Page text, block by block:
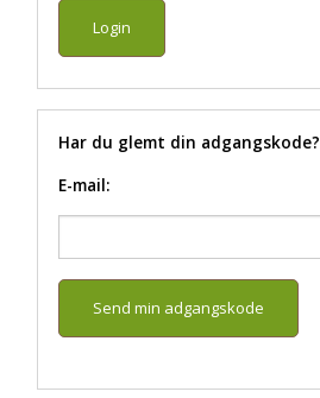
Har du glemt din adgangskode?
E-mail: